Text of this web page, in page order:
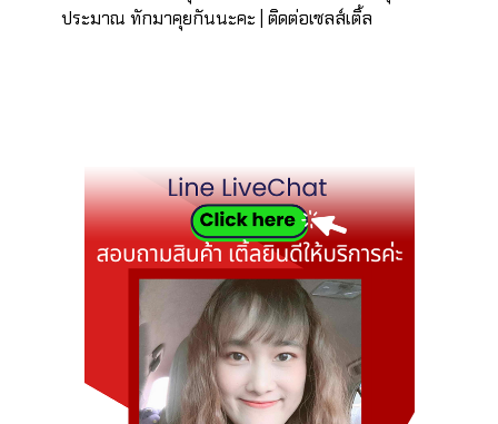
ประมาณ ทักมาคุยกันนะคะ | ติดต่อเซลส์เติ้ล